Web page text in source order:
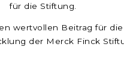
für die Stiftung.
wertvollen Beitrag für
der Merck Finck